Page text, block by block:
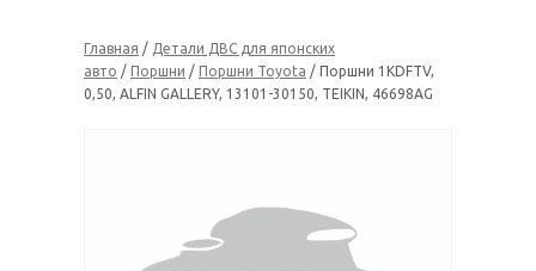
Главная / Детали ДВС для японских
авто / Поршни / Поршни Toyota / Поршни 1KDFTV,
0,50, ALFIN GALLERY, 13101-30150, TEIKIN, 46698AG